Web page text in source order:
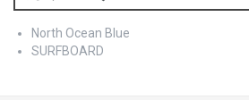
North Ocean Blue
SURFBOARD